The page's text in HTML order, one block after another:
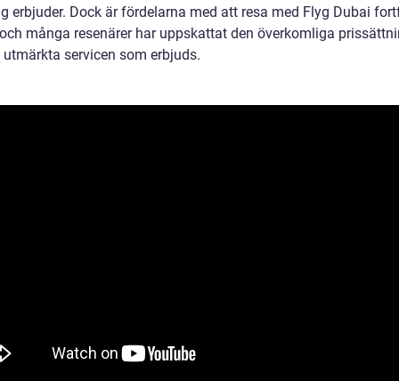
erbjuder. Dock är fördelarna med att resa med Flyg Dubai
många resenärer har uppskattat den överkomliga
utmärkta servicen som erbjuds.